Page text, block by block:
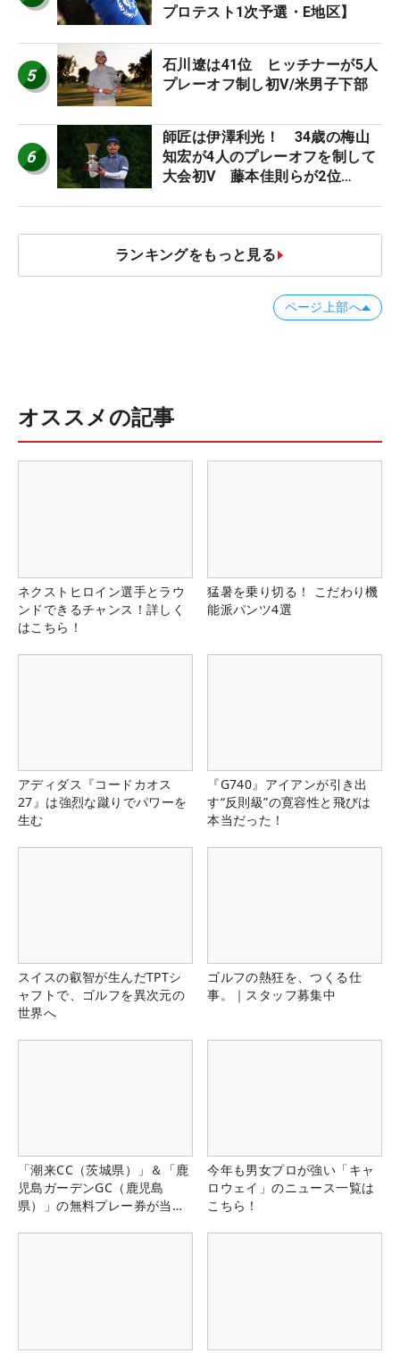
プロテスト1次予選・E地区】
5
石川遼は41位 ヒッチナーが5人
プレーオフ制し初V/米男子下部
6
師匠は伊澤利光！ 34歳の梅山
知宏が4人のプレーオフを制して
大会初V 藤本佳則らが2位
ランキングをもっと見る
ページ上部へ
オススメの記事
ネクストヒロイン選手とラウ
ンドできるチャンス！詳しく
はこちら！
猛暑を乗り切る！ こだわり機
能派パンツ4選
アディダス『コードカオス
27』は強烈な蹴りでパワーを
生む
『G740』アイアンが引き出
す“反則級”の寛容性と飛びは
本当だった！
スイスの叡智が生んだTPTシ
ャフトで、ゴルフを異次元の
世界へ
ゴルフの熱狂を、つくる仕
事。｜スタッフ募集中
「潮来CC（茨城県）」＆「鹿
児島ガーデンGC（鹿児島
県）」の無料プレー券が当た
今年も男女プロが強い「キャ
ロウェイ」のニュース一覧は
こちら！